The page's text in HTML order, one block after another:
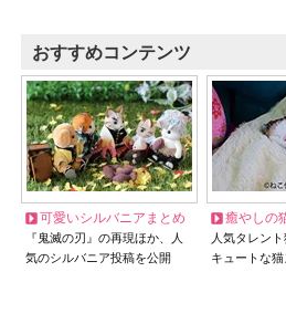
おすすめコンテンツ
可愛いシルバニアまとめ
『鬼滅の刃』の再現ほか、人
気のシルバニア投稿を公開
癒やしの
人気タレン
キュートな猫